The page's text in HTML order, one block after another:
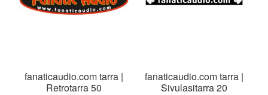
fanaticaudio.com tarra |
Retrotarra 50
fanaticaudio.com tarra |
Sivulasitarra 20